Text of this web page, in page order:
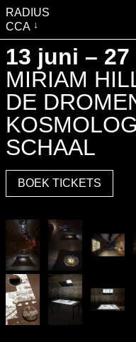
RADIUS
CCA
BEZOEK
EVENTS
EDUCATIE &
OVER
STEUN
SHOP
13 juni –
MIRIAM
DE
SCHAAL
BOEK TICKETS